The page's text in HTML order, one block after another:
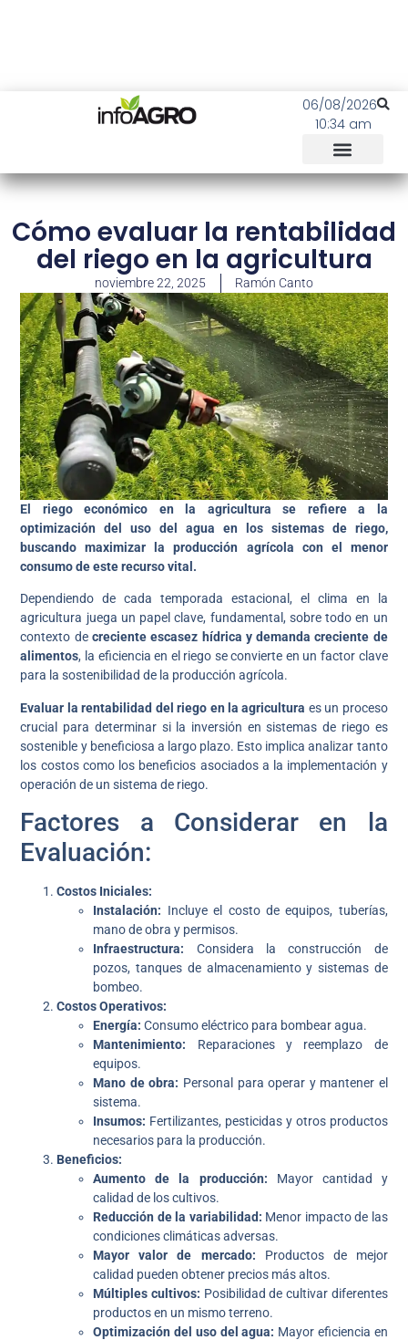
06/08/2026
10:34 am
Cómo evaluar la rentabilidad
del riego en la agricultura
noviembre 22, 2025 Ramón Canto
El riego económico en la agricultura se refiere a la
optimización del uso del agua en los sistemas de riego,
buscando maximizar la producción agrícola con el menor
consumo de este recurso vital.
Dependiendo de cada temporada estacional, el clima en la
agricultura juega un papel clave, fundamental, sobre todo en un
contexto de creciente escasez hídrica y demanda creciente de
alimentos, la eficiencia en el riego se convierte en un factor clave
para la sostenibilidad de la producción agrícola.
Evaluar la rentabilidad del riego en la agricultura es un proceso
crucial para determinar si la inversión en sistemas de riego es
sostenible y beneficiosa a largo plazo. Esto implica analizar tanto
los costos como los beneficios asociados a la implementación y
operación de un sistema de riego.
Factores a Considerar en la
Evaluación:
Costos Iniciales:
Instalación: Incluye el costo de equipos, tuberías,
mano de obra y permisos.
Infraestructura: Considera la construcción de
pozos, tanques de almacenamiento y sistemas de
bombeo.
Costos Operativos:
Energía: Consumo eléctrico para bombear agua.
Mantenimiento: Reparaciones y reemplazo de
equipos.
Mano de obra: Personal para operar y mantener el
sistema.
Insumos: Fertilizantes, pesticidas y otros productos
necesarios para la producción.
Beneficios:
Aumento de la producción: Mayor cantidad y
calidad de los cultivos.
Reducción de la variabilidad: Menor impacto de las
condiciones climáticas adversas.
Mayor valor de mercado: Productos de mejor
calidad pueden obtener precios más altos.
Múltiples cultivos: Posibilidad de cultivar diferentes
productos en un mismo terreno.
Optimización del uso del agua: Mayor eficiencia en